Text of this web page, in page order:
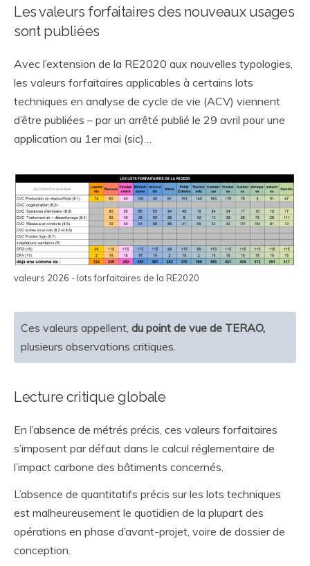
Les valeurs forfaitaires des nouveaux usages
sont publiées
Avec l’extension de la RE2020 aux nouvelles typologies,
les valeurs forfaitaires applicables à certains lots
techniques en analyse de cycle de vie (ACV) viennent
d’être publiées – par un arrêté publié le 29 avril pour une
application au 1ermai (sic)…
valeurs 2026 - lots forfaitaires de la RE2020
Ces valeurs appellent, du point de vue de TERAO,
plusieurs observations critiques.
Lecture critique globale
En l’absence de métrés précis, ces valeurs forfaitaires
s’imposent par défaut dans le calcul réglementaire de
l’impact carbone des bâtiments concernés.
L’absence de quantitatifs précis sur les lots techniques
est malheureusement le quotidien de la plupart des
opérations en phase d’avant-projet, voire de dossier de
conception.